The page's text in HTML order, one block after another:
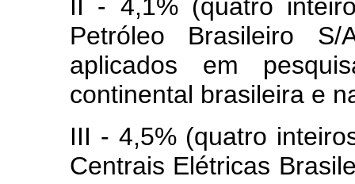
II - 4,1% (quatro
Petróleo Brasileiro
aplicados em
continental brasileira e
III - 4,5% (quatro
Centrais Elétricas